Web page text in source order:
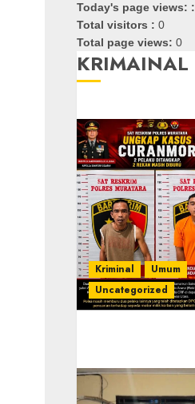
Today's page views: :
Total visitors : 0
Total page views: 0
KRIMAINAL
Kriminal
Umum
Uncategorized